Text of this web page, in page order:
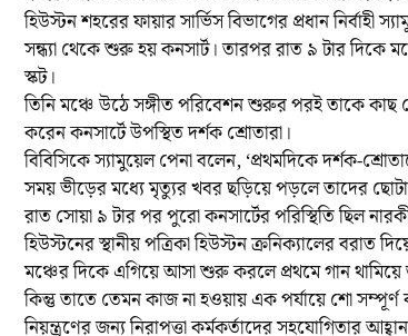
হিউস্টন শহরের ফায়ার সার্ভিস বিভাগের প্রধান নির্বাহী
সন্ধ্যা থেকে শুরু হয় কনসার্ট। তারপর রাত ৯ টার দিকে
স্কট।
তিনি মঞ্চে উঠে সঙ্গীত পরিবেশন শুরুর পরই তাকে
করেন কনসার্টে উপস্থিত দর্শক শ্রোতারা।
বিবিসিকে স্যামুয়েল পেনা বলেন, ‘প্রথমদিকে দর্শক-
সময় ভীড়ের মধ্যে মৃত্যুর খবর ছড়িয়ে পড়লে তাদের
রাত সোয়া ৯ টার পর পুরো কনসার্টের পরিস্থিতি ছিল
হিউস্টনের স্থানীয় পত্রিকা হিউস্টন ক্রনিক্যালের বরাত
মঞ্চের দিকে এগিয়ে আসা শুরু করলে প্রথমে গান থামিয়ে
কিন্তু তাতে তেমন কাজ না হওয়ায় এক পর্যায়ে শো
নিয়ন্ত্রণের জন্য নিরাপত্তা কর্মকর্তাদের সহযোগিতার